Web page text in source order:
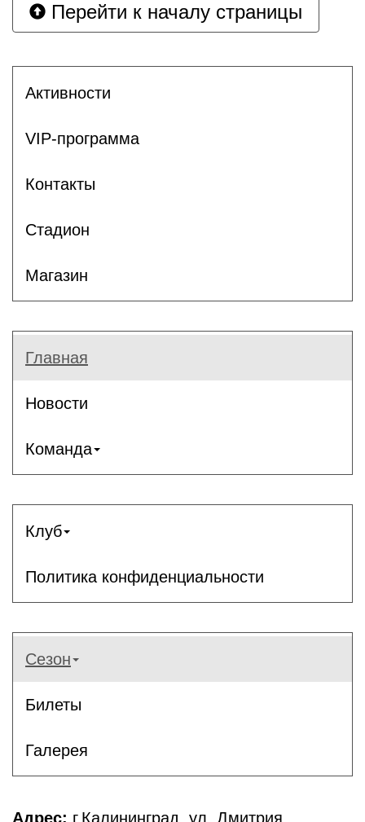
Перейти к началу страницы
Активности
VIP-программа
Контакты
Стадион
Магазин
Главная
Новости
Команда
Клуб
Политика конфиденциальности
Сезон
Билеты
Галерея
Адрес: г.Калининград, ул. Дмитрия